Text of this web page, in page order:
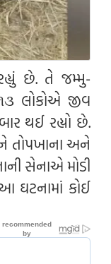
છે. તે જમ્મુ-
લોકોએ જીવ
થઈ રહ્યો છે.
તોપખાના અને
સેનાએ મોડી
ઘટનામાં કોઈ